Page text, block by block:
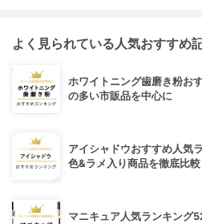
よく見られている人気おすすめ
ホワイトニング歯磨き粉お
の多い市販品を中心に
アイシャドウおすすめ人気
色&ラメ入り商品を徹底比較
マニキュア人気ランキング